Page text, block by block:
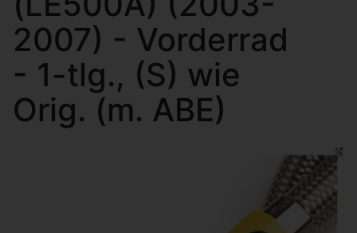
2007) - Vorderrad
- 1-tlg., (S) wie
Orig. (m. ABE)